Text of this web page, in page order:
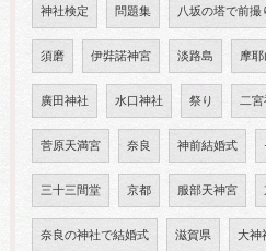
神社検定 問題集 八坂の塔で前撮
須磨 伊弉諾神宮 淡路島 摩
廣田神社 水口神社 祭り 二宮
菅原天満宮 奈良 神前結婚式
三十三間堂 京都 服部天神宮
奈良の神社で結婚式 滋賀県 大神